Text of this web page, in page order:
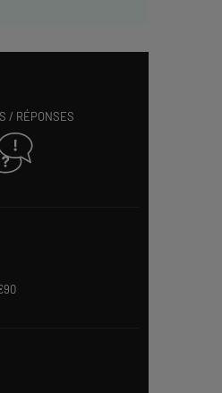
/ RÉPONSES